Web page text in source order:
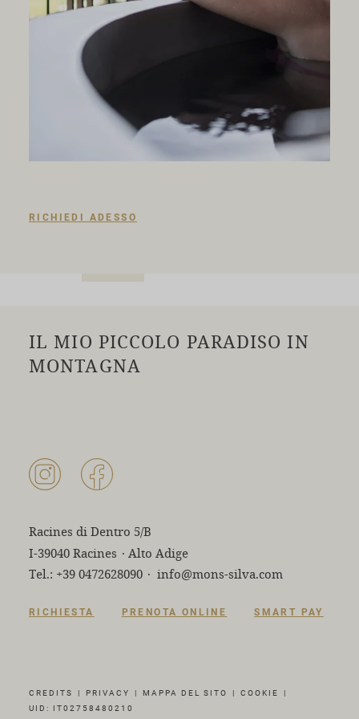
RICHIEDI ADESSO
IL MIO PICCOLO PARADISO IN
MONTAGNA
Racines di Dentro 5/B
I-39040 Racines · Alto Adige
Tel.: +39 0472628090 · info@mons-silva.com
RICHIESTA PRENOTA ONLINE SMART PAY
CREDITS | PRIVACY | MAPPA DEL SITO | COOKIE
|
UID: IT02758480210